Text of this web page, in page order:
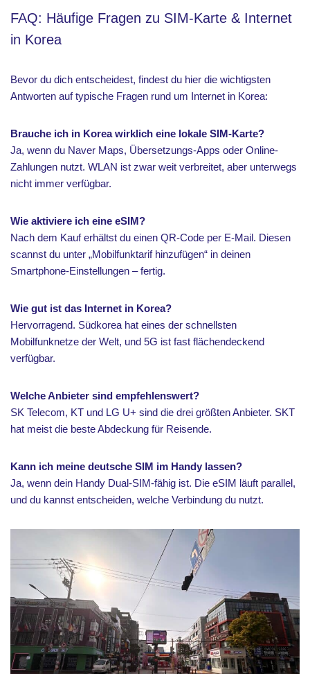
FAQ: Häufige Fragen zu SIM-Karte & Internet
in Korea
Bevor du dich entscheidest, findest du hier die wichtigsten
Antworten auf typische Fragen rund um Internet in Korea:
Brauche ich in Korea wirklich eine lokale SIM-Karte?
Ja, wenn du Naver Maps, Übersetzungs-Apps oder Online-
Zahlungen nutzt. WLAN ist zwar weit verbreitet, aber unterwegs
nicht immer verfügbar.
Wie aktiviere ich eine eSIM?
Nach dem Kauf erhältst du einen QR-Code per E-Mail. Diesen
scannst du unter „Mobilfunktarif hinzufügen“ in deinen
Smartphone-Einstellungen – fertig.
Wie gut ist das Internet in Korea?
Hervorragend. Südkorea hat eines der schnellsten
Mobilfunknetze der Welt, und 5G ist fast flächendeckend
verfügbar.
Welche Anbieter sind empfehlenswert?
SK Telecom, KT und LG U+ sind die drei größten Anbieter. SKT
hat meist die beste Abdeckung für Reisende.
Kann ich meine deutsche SIM im Handy lassen?
Ja, wenn dein Handy Dual-SIM-fähig ist. Die eSIM läuft parallel,
und du kannst entscheiden, welche Verbindung du nutzt.